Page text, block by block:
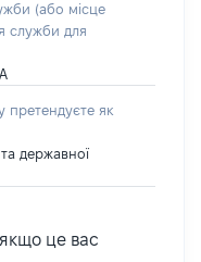
(або місце
служби для
претендуєте як
державної
якщо це вас